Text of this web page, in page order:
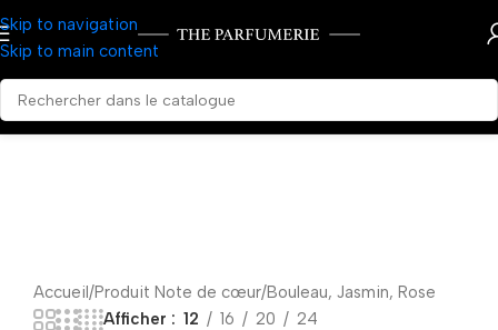
Skip to navigation
Skip to main content
Accueil Produit Note de cœur Bouleau, Jasmin, Rose
Afficher
12 16 20 24